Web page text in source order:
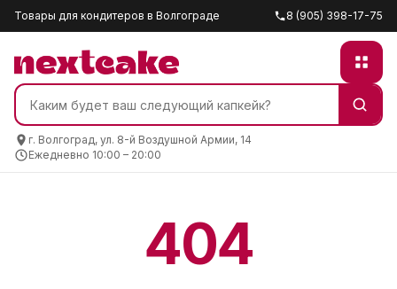
Товары для кондитеров в Волгограде 8 (905) 398-17-75
г. Волгоград, ул. 8-й Воздушной Армии, 14
Ежедневно 10:00 – 20:00
404